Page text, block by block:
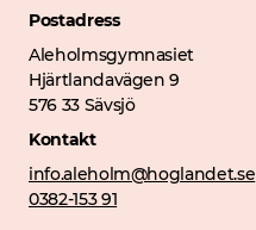
Postadress
Aleholmsgymnasiet
Hjärtlandavägen 9
576 33 Sävsjö
Kontakt
info.aleholm@hoglandet.se
0382-153 91